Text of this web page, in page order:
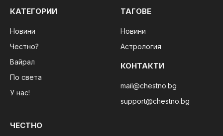
КАТЕГОРИИ
Новини
Честно?
Вайрал
По света
У нас!
ТАГОВЕ
Новини
Астрология
КОНТАКТИ
mail@chestno.bg
support@chestno.bg
ЧЕСТНО